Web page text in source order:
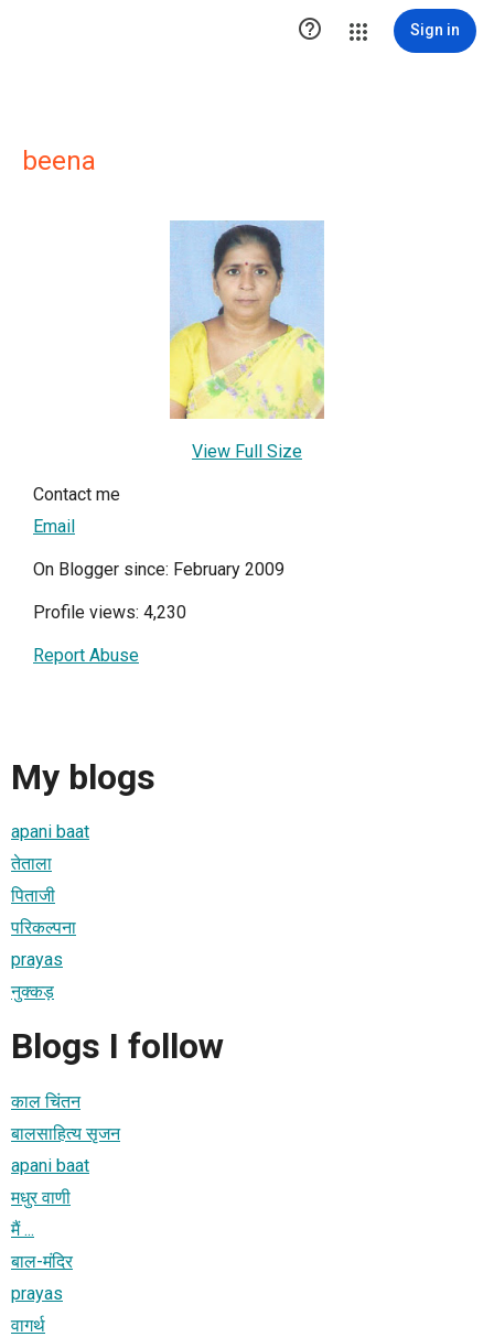
 Sign in
beena
View Full Size
Contact me
Email
On Blogger since: February 2009
Profile views: 4,230
Report Abuse
My blogs
apani baat
तेताला
पिताजी
परिकल्पना
prayas
नुक्कड़
Blogs I follow
काल चिंतन
बालसाहित्य सृजन
apani baat
मधुर वाणी
मैं ...
बाल-मंदिर
prayas
वागर्थ